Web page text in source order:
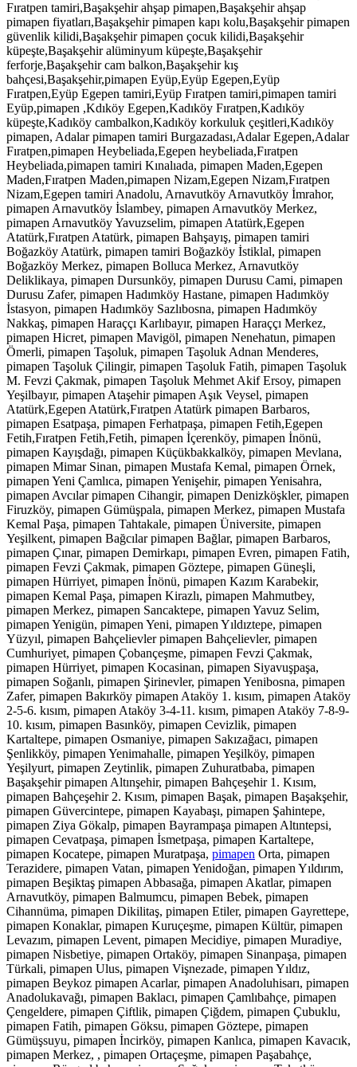
Fıratpen tamiri,Başakşehir ahşap pimapen,Başakşehir ahşap
pimapen fiyatları,Başakşehir pimapen kapı kolu,Başakşehir pimapen
güvenlik kilidi,Başakşehir pimapen çocuk kilidi,Başakşehir
küpeşte,Başakşehir alüminyum küpeşte,Başakşehir
ferforje,Başakşehir cam balkon,Başakşehir kış
bahçesi,Başakşehir,pimapen Eyüp,Eyüp Egepen,Eyüp
Fıratpen,Eyüp Egepen tamiri,Eyüp Fıratpen tamiri,pimapen tamiri
Eyüp,pimapen ,Kdıköy Egepen,Kadıköy Fıratpen,Kadıköy
küpeşte,Kadıköy cambalkon,Kadıköy korkuluk çeşitleri,Kadıköy
pimapen, Adalar pimapen tamiri Burgazadası,Adalar Egepen,Adalar
Fıratpen,pimapen Heybeliada,Egepen heybeliada,Fıratpen
Heybeliada,pimapen tamiri Kınalıada, pimapen Maden,Egepen
Maden,Fıratpen Maden,pimapen Nizam,Egepen Nizam,Fıratpen
Nizam,Egepen tamiri Anadolu, Arnavutköy Arnavutköy İmrahor,
pimapen Arnavutköy İslambey, pimapen Arnavutköy Merkez,
pimapen Arnavutköy Yavuzselim, pimapen Atatürk,Egepen
Atatürk,Fıratpen Atatürk, pimapen Bahşayış, pimapen tamiri
Boğazköy Atatürk, pimapen tamiri Boğazköy İstiklal, pimapen
Boğazköy Merkez, pimapen Bolluca Merkez, Arnavutköy
Deliklikaya, pimapen Dursunköy, pimapen Durusu Cami, pimapen
Durusu Zafer, pimapen Hadımköy Hastane, pimapen Hadımköy
İstasyon, pimapen Hadımköy Sazlıbosna, pimapen Hadımköy
Nakkaş, pimapen Haraççı Karlıbayır, pimapen Haraççı Merkez,
pimapen Hicret, pimapen Mavigöl, pimapen Nenehatun, pimapen
Ömerli, pimapen Taşoluk, pimapen Taşoluk Adnan Menderes,
pimapen Taşoluk Çilingir, pimapen Taşoluk Fatih, pimapen Taşoluk
M. Fevzi Çakmak, pimapen Taşoluk Mehmet Akif Ersoy, pimapen
Yeşilbayır, pimapen Ataşehir pimapen Aşık Veysel, pimapen
Atatürk,Egepen Atatürk,Fıratpen Atatürk pimapen Barbaros,
pimapen Esatpaşa, pimapen Ferhatpaşa, pimapen Fetih,Egepen
Fetih,Fıratpen Fetih,Fetih, pimapen İçerenköy, pimapen İnönü,
pimapen Kayışdağı, pimapen Küçükbakkalköy, pimapen Mevlana,
pimapen Mimar Sinan, pimapen Mustafa Kemal, pimapen Örnek,
pimapen Yeni Çamlıca, pimapen Yenişehir, pimapen Yenisahra,
pimapen Avcılar pimapen Cihangir, pimapen Denizköşkler, pimapen
Firuzköy, pimapen Gümüşpala, pimapen Merkez, pimapen Mustafa
Kemal Paşa, pimapen Tahtakale, pimapen Üniversite, pimapen
Yeşilkent, pimapen Bağcılar pimapen Bağlar, pimapen Barbaros,
pimapen Çınar, pimapen Demirkapı, pimapen Evren, pimapen Fatih,
pimapen Fevzi Çakmak, pimapen Göztepe, pimapen Güneşli,
pimapen Hürriyet, pimapen İnönü, pimapen Kazım Karabekir,
pimapen Kemal Paşa, pimapen Kirazlı, pimapen Mahmutbey,
pimapen Merkez, pimapen Sancaktepe, pimapen Yavuz Selim,
pimapen Yenigün, pimapen Yeni, pimapen Yıldıztepe, pimapen
Yüzyıl, pimapen Bahçelievler pimapen Bahçelievler, pimapen
Cumhuriyet, pimapen Çobançeşme, pimapen Fevzi Çakmak,
pimapen Hürriyet, pimapen Kocasinan, pimapen Siyavuşpaşa,
pimapen Soğanlı, pimapen Şirinevler, pimapen Yenibosna, pimapen
Zafer, pimapen Bakırköy pimapen Ataköy 1. kısım, pimapen Ataköy
2-5-6. kısım, pimapen Ataköy 3-4-11. kısım, pimapen Ataköy 7-8-9-
10. kısım, pimapen Basınköy, pimapen Cevizlik, pimapen
Kartaltepe, pimapen Osmaniye, pimapen Sakızağacı, pimapen
Şenlikköy, pimapen Yenimahalle, pimapen Yeşilköy, pimapen
Yeşilyurt, pimapen Zeytinlik, pimapen Zuhuratbaba, pimapen
Başakşehir pimapen Altınşehir, pimapen Bahçeşehir 1. Kısım,
pimapen Bahçeşehir 2. Kısım, pimapen Başak, pimapen Başakşehir,
pimapen Güvercintepe, pimapen Kayabaşı, pimapen Şahintepe,
pimapen Ziya Gökalp, pimapen Bayrampaşa pimapen Altıntepsi,
pimapen Cevatpaşa, pimapen İsmetpaşa, pimapen Kartaltepe,
pimapen Kocatepe, pimapen Muratpaşa, pimapen Orta, pimapen
Terazidere, pimapen Vatan, pimapen Yenidoğan, pimapen Yıldırım,
pimapen Beşiktaş pimapen Abbasağa, pimapen Akatlar, pimapen
Arnavutköy, pimapen Balmumcu, pimapen Bebek, pimapen
Cihannüma, pimapen Dikilitaş, pimapen Etiler, pimapen Gayrettepe,
pimapen Konaklar, pimapen Kuruçeşme, pimapen Kültür, pimapen
Levazım, pimapen Levent, pimapen Mecidiye, pimapen Muradiye,
pimapen Nisbetiye, pimapen Ortaköy, pimapen Sinanpaşa, pimapen
Türkali, pimapen Ulus, pimapen Vişnezade, pimapen Yıldız,
pimapen Beykoz pimapen Acarlar, pimapen Anadoluhisarı, pimapen
Anadolukavağı, pimapen Baklacı, pimapen Çamlıbahçe, pimapen
Çengeldere, pimapen Çiftlik, pimapen Çiğdem, pimapen Çubuklu,
pimapen Fatih, pimapen Göksu, pimapen Göztepe, pimapen
Gümüşsuyu, pimapen İncirköy, pimapen Kanlıca, pimapen Kavacık,
pimapen Merkez, , pimapen Ortaçeşme, pimapen Paşabahçe,